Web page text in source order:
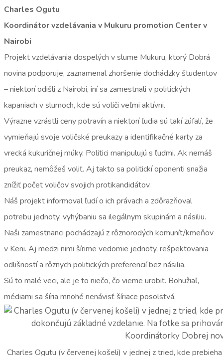
Charles Ogutu
Koordinátor vzdelávania v Mukuru promotion Center v
Nairobi
Projekt vzdelávania dospelých v slume Mukuru, ktorý Dobrá
novina podporuje, zaznamenal zhoršenie dochádzky študentov
– niektorí odišli z Nairobi, iní sa zamestnali v politických
kapaniach v slumoch, kde sú voliči veľmi aktívni.
Výrazne vzrástli ceny potravín a niektorí ľudia sú takí zúfalí, že
vymieňajú svoje voličské preukazy a identifikačné karty za
vrecká kukuričnej múky. Politici manipulujú s ľuďmi. Ak nemáš
preukaz, nemôžeš voliť. Aj takto sa politickí oponenti snažia
znížiť počet voličov svojich protikandidátov.
Náš projekt informoval ľudí o ich právach a zdôrazňoval
potrebu jednoty, vyhýbaniu sa ilegálnym skupinám a násiliu.
Naši zamestnanci pochádzajú z rôznorodých komunít/kmeňov
v Keni. Aj medzi nimi šírime vedomie jednoty, rešpektovania
odlišností a rôznych politických preferencií bez násilia.
Sú to malé veci, ale je to niečo, čo vieme urobiť. Bohužiaľ,
médiami sa šíria mnohé nenávisť šíriace posolstvá.
Charles Ogutu (v červenej košeli) v jednej z tried, kde